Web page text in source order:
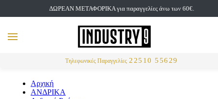
ΔΩΡΕΑΝ ΜΕΤΑΦΟΡΙΚΑ για παραγγελίες άνω των 60€.
Τηλεφωνικές Παραγγελίες 22510 55629
MENU
Αρχική
ΑΝΔΡΙΚΑ